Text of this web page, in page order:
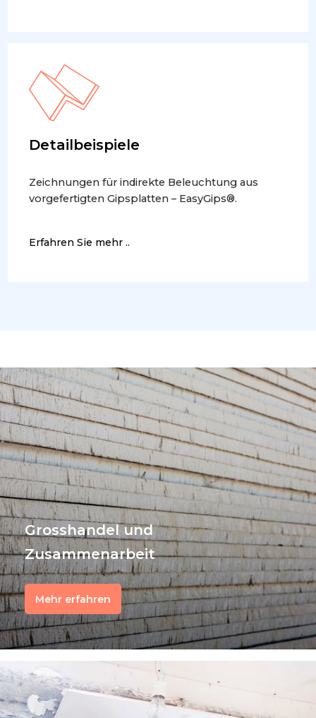
Detailbeispiele
Zeichnungen für indirekte Beleuchtung aus
vorgefertigten Gipsplatten – EasyGips®.
Erfahren Sie mehr ..
Grosshandel und
Zusammenarbeit
Mehr erfahren